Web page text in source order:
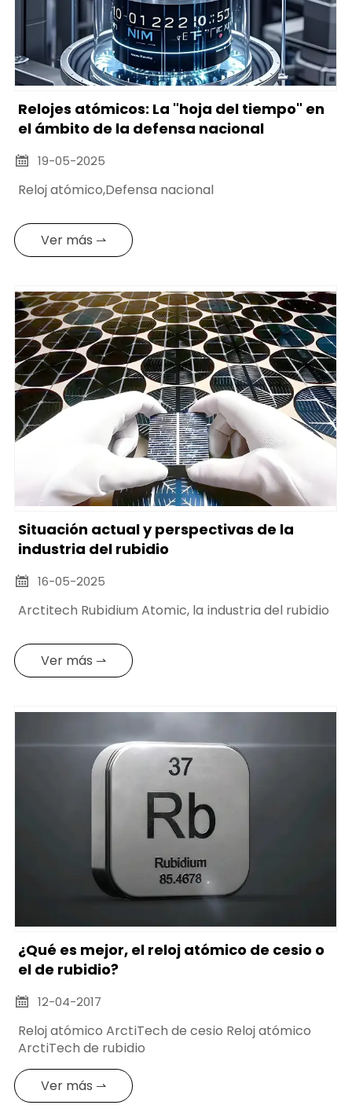
Relojes atómicos: La "hoja del tiempo" en
el ámbito de la defensa nacional
 19-05-2025
Reloj atómico,Defensa nacional
Ver más ⇀
Situación actual y perspectivas de la
industria del rubidio
 16-05-2025
Arctitech Rubidium Atomic, la industria del rubidio
Ver más ⇀
¿Qué es mejor, el reloj atómico de cesio o
el de rubidio?
 12-04-2017
Reloj atómico ArctiTech de cesio Reloj atómico
ArctiTech de rubidio
Ver más ⇀